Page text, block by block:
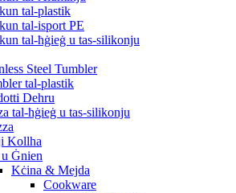
tal-plastik
tal-isport PE
tal-ħġieġ u tas-silikonju
Steel Tumbler
tal-plastik
Dehru
tal-ħġieġ u tas-silikonju
Kollha
Ġnien
Kċina & Mejda
Cookware